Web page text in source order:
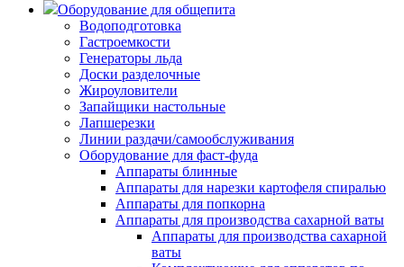
Оборудование для общепита
Водоподготовка
Гастроемкости
Генераторы льда
Доски разделочные
Жироуловители
Запайщики настольные
Лапшерезки
Линии раздачи/самообслуживания
Оборудование для фаст-фуда
Аппараты блинные
Аппараты для нарезки картофеля спиралью
Аппараты для попкорна
Аппараты для производства сахарной ваты
Аппараты для производства сахарной
ваты